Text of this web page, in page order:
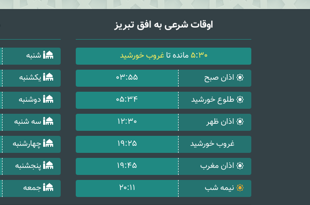
اوقات شرعی به افق تبریز
5:30 مانده تاغروب خورشید
اذان صبح
03:55
طلوع خورشید
05:34
اذان ظهر
12:30
غروب خورشید
19:25
اذان مغرب
19:45
نیمه شب
20:11
شنبه
یکشنبه
دوشنبه
سه شنبه
چهارشنبه
پنجشنبه
جمعه